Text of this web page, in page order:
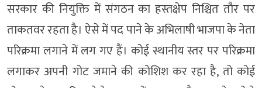
सरकार की नियुक्ति में संगठन का हस्तक्षेप निश्चित तौर पर
ताकतवर रहता है। ऐसे में पद पाने के अभिलाषी भाजपा के नेता
परिक्रमा लगाने में लग गए हैं। कोई स्थानीय स्तर पर परिक्रमा
लगाकर अपनी गोट जमाने की कोशिश कर रहा है, तो कोई